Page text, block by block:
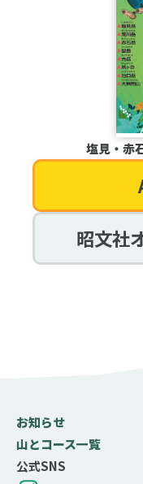
塩見・赤
昭文社
お知らせ
山とコース一覧
公式SNS